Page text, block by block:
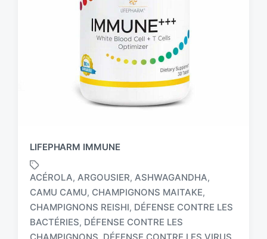
LIFEPHARM IMMUNE
T
a
ACÉROLA, ARGOUSIER, ASHWAGANDHA,
CAMU CAMU, CHAMPIGNONS MAITAKE,
CHAMPIGNONS REISHI, DÉFENSE CONTRE LES
BACTÉRIES, DÉFENSE CONTRE LES